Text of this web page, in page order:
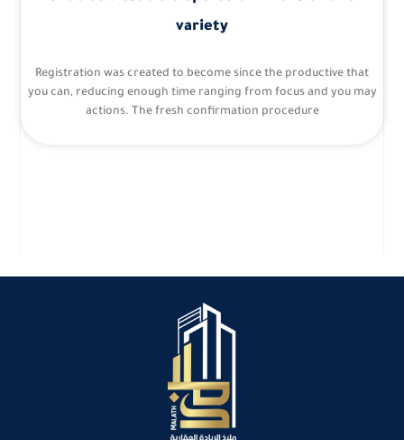
variety
Registration was created to become since the productive that
you can, reducing enough time ranging from focus and you may
actions. The fresh confirmation procedure